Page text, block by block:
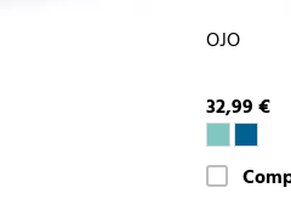
OJO
32,99 €